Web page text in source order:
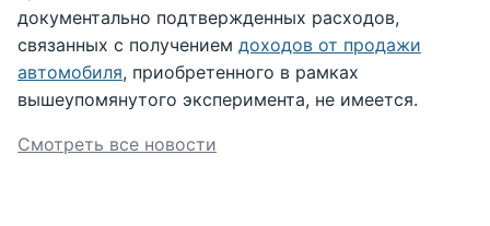
документально подтвержденных расходов,
связанных с получением доходов от продажи
автомобиля, приобретенного в рамках
вышеупомянутого эксперимента, не имеется.
Смотреть все новости